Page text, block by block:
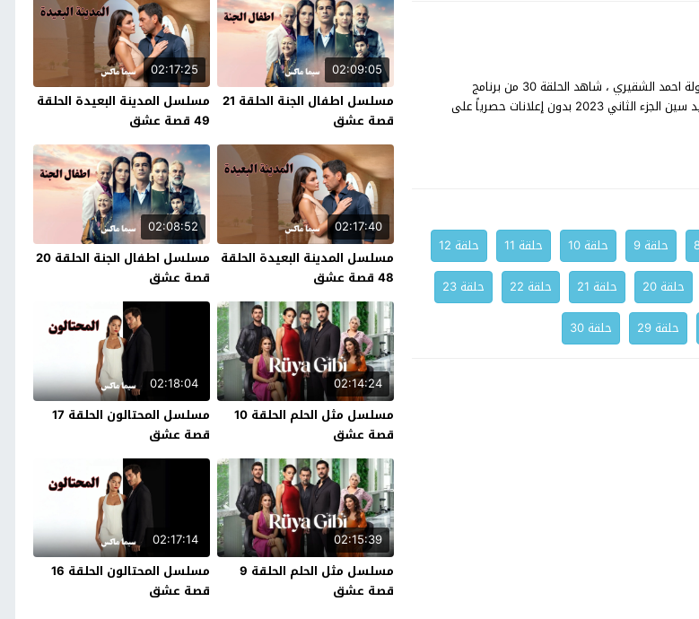
برنامج سين 2 الحلقة 30 كاملة مشاهدة وتنزيل برنامج "سين الجزء الثاني" حلقة 30 من بطولة احمد الشقيري ، شاهد الحلقة 30 من برنامج
سين الموسم 2 يوتيوب ديلي موشن مجاناً، وتعرض حلقات البرنامج الخليجي السعودي الجديد سين الجزء الثاني 2023 بدون إعلانات حصرياً على
حلقة 9 حلقة 10 حلقة 11
حلقة 12
حلقة 20 حلقة 21 حلقة 22
حلقة 23
حلقة 29 حلقة 30
02:09:05
مسلسل اطفال الجنة الحلقة 21
قصة عشق
02:17:25
مسلسل المدينة البعيدة الحلقة
49 قصة عشق
02:17:40
مسلسل المدينة البعيدة الحلقة
48 قصة عشق
02:08:52
مسلسل اطفال الجنة الحلقة 20
قصة عشق
02:14:24
مسلسل مثل الحلم الحلقة 10
قصة عشق
02:18:04
مسلسل المحتالون الحلقة 17
قصة عشق
02:15:39
مسلسل مثل الحلم الحلقة 9
قصة عشق
02:17:14
مسلسل المحتالون الحلقة 16
قصة عشق